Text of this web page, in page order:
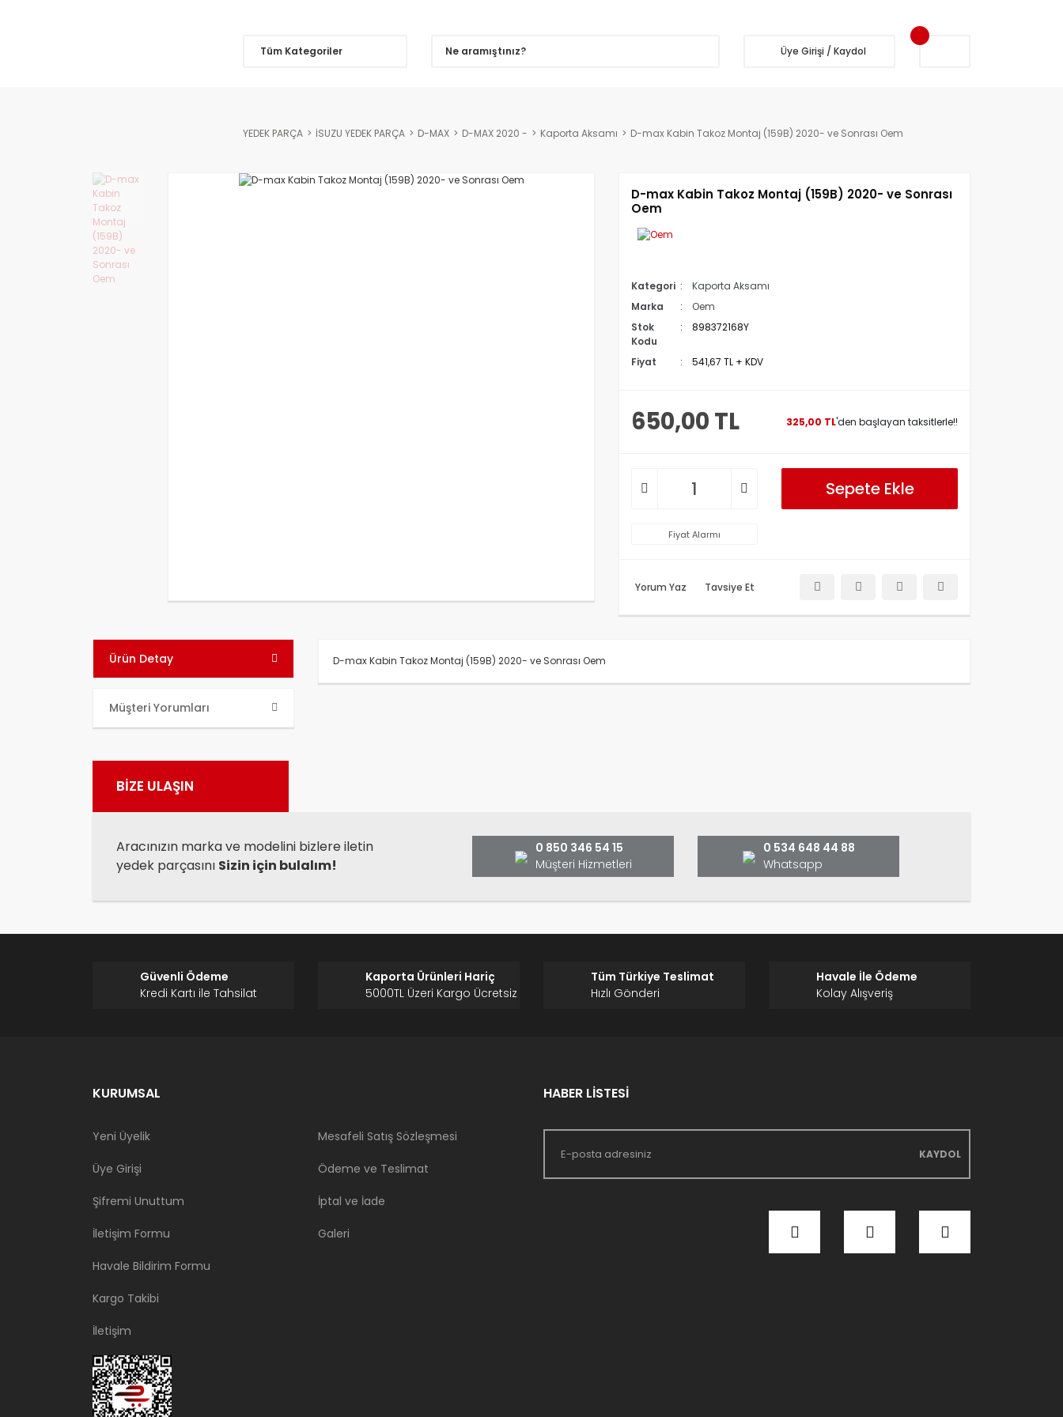
Tüm Kategoriler Üye Girişi / Kaydol
YEDEK PARÇA İSUZU YEDEK PARÇA D-MAX D-MAX 2020 - Kaporta Aksamı D-max Kabin Takoz Montaj (159B) 2020- ve Sonrası Oem
D-max Kabin Takoz Montaj (159B) 2020- ve Sonrası
Oem
Kategori
Kaporta Aksamı
Marka
Oem
Stok
Kodu
898372168Y
Fiyat 541,67 TL + KDV
650,00 TL 325,00 TL'den başlayan taksitlerle!!
Sepete Ekle
Fiyat Alarmı
Yorum Yaz Tavsiye Et
Ürün Detay
Müşteri Yorumları
D-max Kabin Takoz Montaj (159B) 2020- ve Sonrası Oem
Ürün fiyatı diğer sitelerden daha pahalı.
Bu ürüne benzer farklı alternatifler olmalı.
BİZE ULAŞIN
Aracınızın marka ve modelini bizlere iletin
yedek parçasını Sizin için bulalım!
0 850 346 54 15
Müşteri Hizmetleri
0 534 648 44 88
Whatsapp
Güvenli Ödeme
Kredi Kartı ile Tahsilat
Kaporta Ürünleri Hariç
5000TL Üzeri Kargo Ücretsiz
Tüm Türkiye Teslimat
Hızlı Gönderi
Havale İle Ödeme
Kolay Alışveriş
KURUMSAL
Yeni Üyelik
Üye Girişi
Şifremi Unuttum
İletişim Formu
Havale Bildirim Formu
Kargo Takibi
İletişim
Mesafeli Satış Sözleşmesi
Ödeme ve Teslimat
İptal ve İade
Galeri
HABER LİSTESİ
KAYDOL